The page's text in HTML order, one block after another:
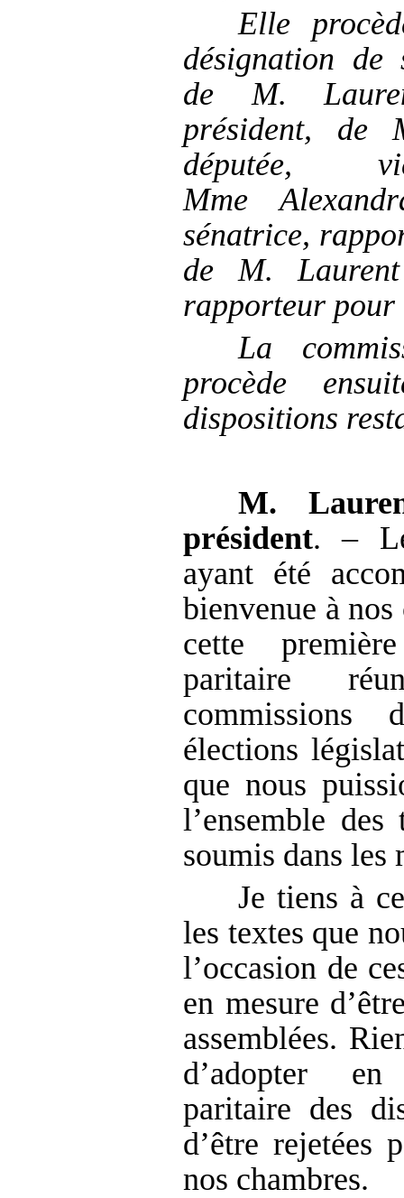
Elle
désignation de
de M.
président, de
députée,
Mme
sénatrice,
de M.
rapporteur pour
La
procède
dispositions
M.
président. –
ayant été
bienvenue à
cette
paritaire
commissions
élections
que nous
l’ensemble
soumis dans les
Je tiens à
les textes que
l’occasion de
en mesure
assemblées.
d’adopter
paritaire des
d’être rejetées
nos chambres.